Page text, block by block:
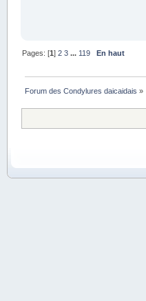
Pages: [1]2 3 ... 119 En haut
Forum des Condylures daicaidais »